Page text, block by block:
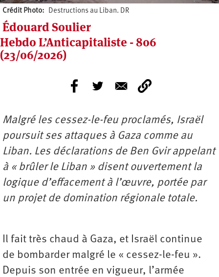
Crédit Photo Destructions au Liban. DR
Édouard Soulier
Hebdo L’Anticapitaliste - 806
(23/06/2026)
Malgré les cessez-le-feu proclamés, Israël
poursuit ses attaques à Gaza comme au
Liban. Les déclarations de Ben Gvir appelant
à « brûler le Liban » disent ouvertement la
logique d’effacement à l’œuvre, portée par
un projet de domination régionale totale.
Il fait très chaud à Gaza, et Israël continue
de bombarder malgré le « cessez-le-feu ».
Depuis son entrée en vigueur, l’armée